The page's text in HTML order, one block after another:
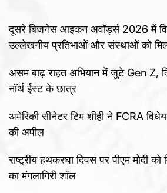
दूसरे बिजनेस आइकन अवॉर्ड्स 2026 में
उल्लेखनीय प्रतिभाओं और संस्थाओं को
असम बाढ़ राहत अभियान में जुटे Gen Z,
नॉर्थ ईस्ट के छात्र
अमेरिकी सीनेटर टिम शीही ने FCRA
की अपील
राष्ट्रीय हथकरघा दिवस पर पीएम मोदी
का मंगलागिरी शॉल